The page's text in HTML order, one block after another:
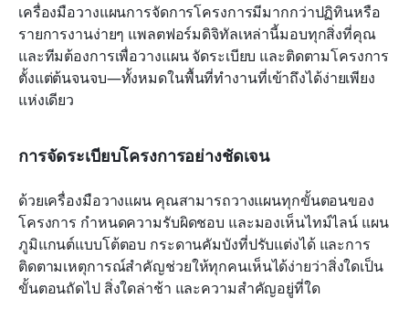
เครื่องมือวางแผนการจัดการโครงการมีมากกว่าปฏิทินหรือ
รายการงานง่ายๆ แพลตฟอร์มดิจิทัลเหล่านี้มอบทุกสิ่งที่คุณ
และทีมต้องการเพื่อวางแผน จัดระเบียบ และติดตามโครงการ
ตั้งแต่ต้นจนจบ—ทั้งหมดในพื้นที่ทำงานที่เข้าถึงได้ง่ายเพียง
แห่งเดียว
การจัดระเบียบโครงการอย่างชัดเจน
ด้วยเครื่องมือวางแผน คุณสามารถวางแผนทุกขั้นตอนของ
โครงการ กำหนดความรับผิดชอบ และมองเห็นไทม์ไลน์ แผน
ภูมิแกนต์แบบโต้ตอบ กระดานคัมบังที่ปรับแต่งได้ และการ
ติดตามเหตุการณ์สำคัญช่วยให้ทุกคนเห็นได้ง่ายว่าสิ่งใดเป็น
ขั้นตอนถัดไป สิ่งใดล่าช้า และความสำคัญอยู่ที่ใด